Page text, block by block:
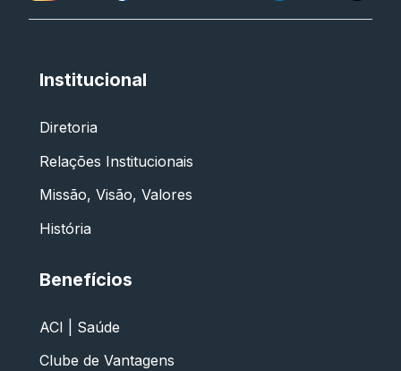
Institucional
Diretoria
Relações Institucionais
Missão, Visão, Valores
História
Benefícios
ACI | Saúde
Clube de Vantagens